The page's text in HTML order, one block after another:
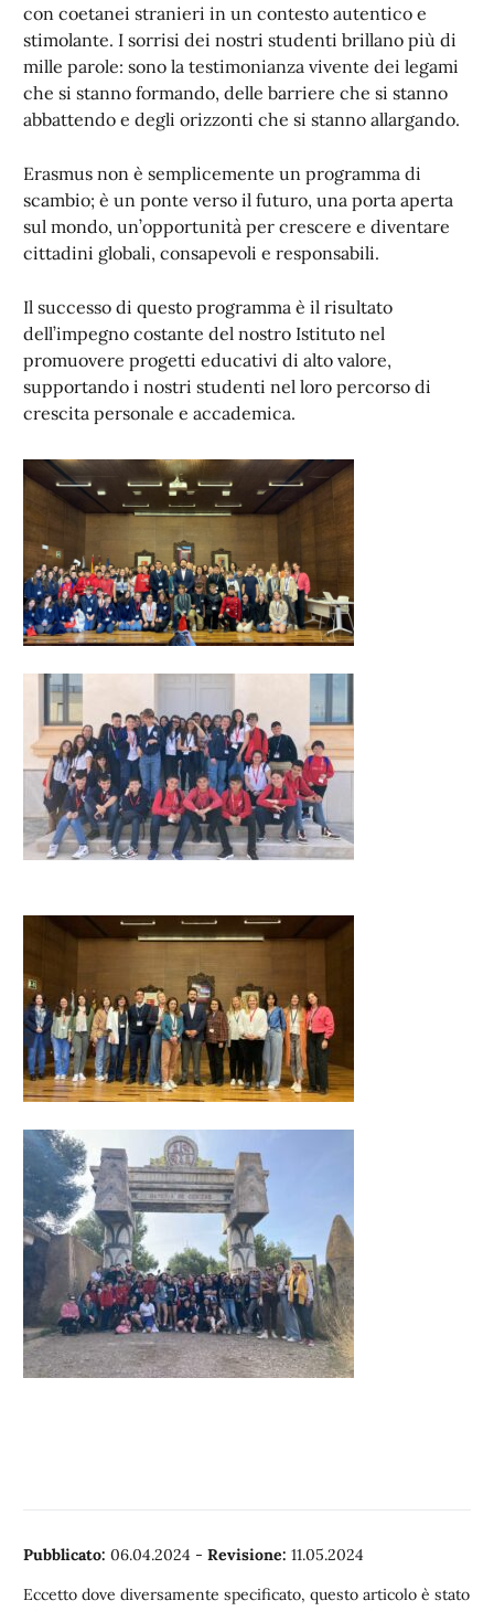
con coetanei stranieri in un contesto autentico e
stimolante. I sorrisi dei nostri studenti brillano più di
mille parole: sono la testimonianza vivente dei legami
che si stanno formando, delle barriere che si stanno
abbattendo e degli orizzonti che si stanno allargando.
Erasmus non è semplicemente un programma di
scambio; è un ponte verso il futuro, una porta aperta
sul mondo, un’opportunità per crescere e diventare
cittadini globali, consapevoli e responsabili.
Il successo di questo programma è il risultato
dell’impegno costante del nostro Istituto nel
promuovere progetti educativi di alto valore,
supportando i nostri studenti nel loro percorso di
crescita personale e accademica.
Pubblicato: 06.04.2024 - Revisione: 11.05.2024
Eccetto dove diversamente specificato, questo articolo è stato